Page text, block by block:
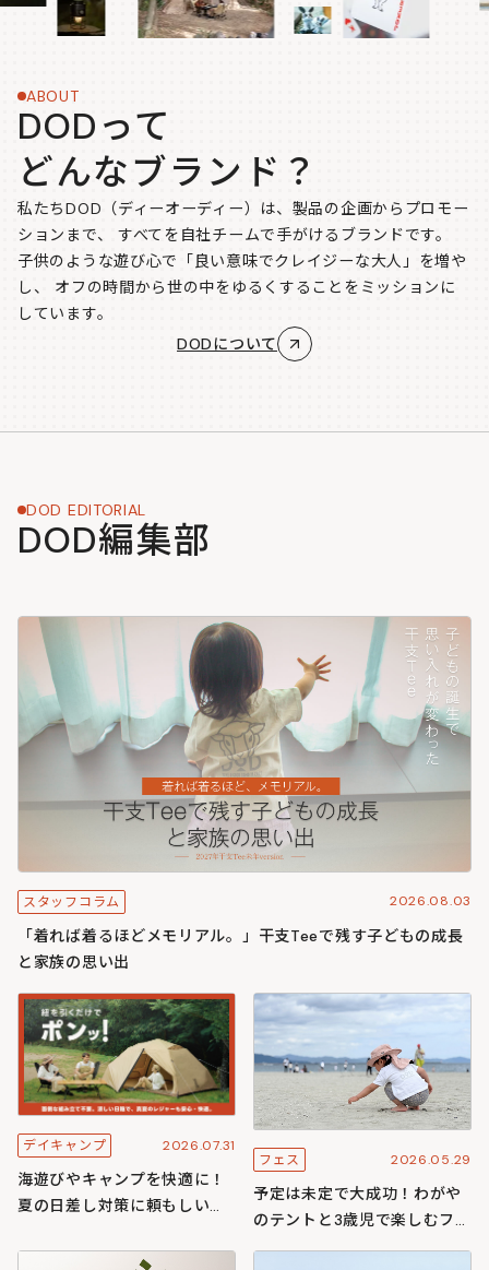
ABOUT
DODって
どんなブランド？
私たちDOD（ディーオーディー）は、製品の企画からプロモー
ションまで、
すべてを自社チームで手がけるブランドです。
子供のような遊び心で「良い意味でクレイジーな大人」を増や
し、
オフの時間から世の中をゆるくすることをミッションに
しています。
DODについて
DOD EDITORIAL
DOD編集部
スタッフコラム 2026.08.03
「着れば着るほどメモリアル。」干支Teeで残す子どもの成長
と家族の思い出
デイキャンプ 2026.07.31
海遊びやキャンプを快適に！
夏の日差し対策に頼もしいワ
ズ
フェス 2026.05.29
予定は未定で大成功！わがや
のテントと3歳児で楽しむフェ
スキャンプ